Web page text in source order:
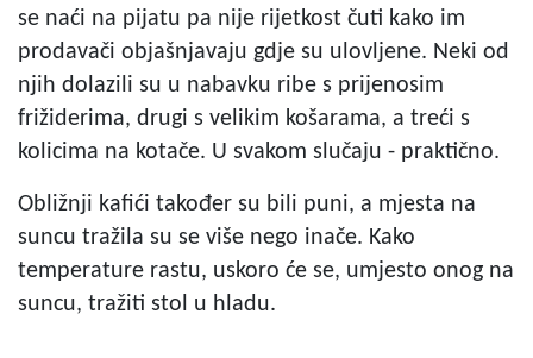
se naći na pijatu pa nije rijetkost čuti kako im
prodavači objašnjavaju gdje su ulovljene. Neki od
njih dolazili su u nabavku ribe s prijenosim
frižiderima, drugi s velikim košarama, a treći s
kolicima na kotače. U svakom slučaju - praktično.
Obližnji kafići također su bili puni, a mjesta na
suncu tražila su se više nego inače. Kako
temperature rastu, uskoro će se, umjesto onog na
suncu, tražiti stol u hladu.